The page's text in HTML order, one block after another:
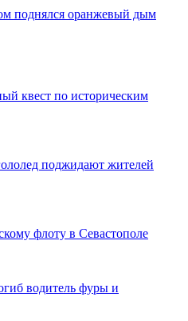
поднялся оранжевый дым
квест по историческим
поджидают жителей
флоту в Севастополе
водитель фуры и